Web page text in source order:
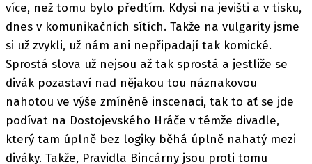
více, než tomu bylo předtím. Kdysi na jevišti a v tisku,
dnes v komunikačních sítích. Takže na vulgarity jsme
si už zvykli, už nám ani nepřipadají tak komické.
Sprostá slova už nejsou až tak sprostá a jestliže se
divák pozastaví nad nějakou tou náznakovou
nahotou ve výše zmíněné inscenaci, tak to ať se jde
podívat na Dostojevského Hráče v témže divadle,
který tam úplně bez logiky běhá úplně nahatý mezi
diváky. Takže, Pravidla Bincárny jsou proti tomu